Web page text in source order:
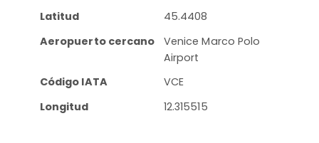
Latitud
45.4408
Aeropuerto cercano
Venice Marco Polo
Airport
Código IATA
VCE
Longitud
12.315515